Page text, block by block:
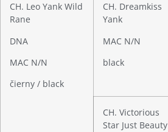
CH. Leo Yank Wild
Rane
DNA
MAC N/N
čierny / black
CH. Dreamkiss
Yank
MAC N/N
black
CH. Victorious
Star Just Beauty